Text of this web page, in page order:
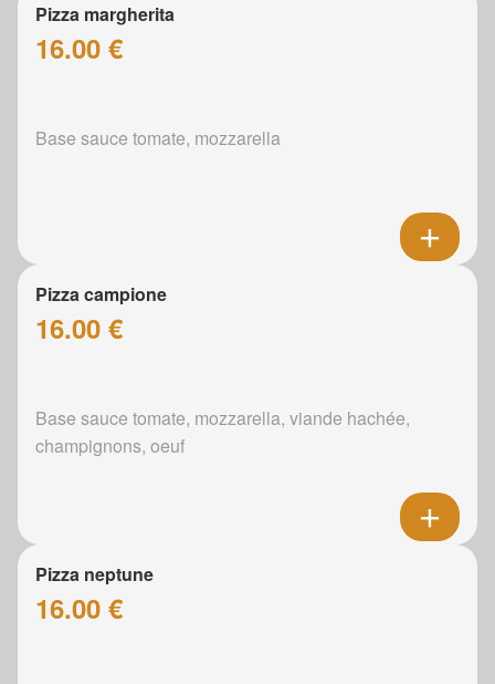
Pizza margherita
16.00 €
Base sauce tomate, mozzarella
Pizza campione
16.00 €
Base sauce tomate, mozzarella, viande hachée,
champignons, oeuf
Pizza neptune
16.00 €